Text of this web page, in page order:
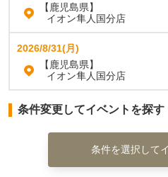
【鹿児島県】
イオン隼人国分店
2026/8/31(月)
【鹿児島県】
イオン隼人国分店
条件変更してイベントを探す
条件を選択して